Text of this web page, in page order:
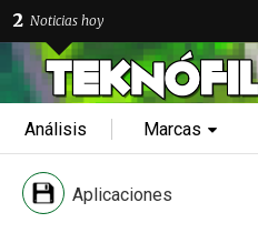
2 Noticias hoy
Análisis Marcas
Aplicaciones